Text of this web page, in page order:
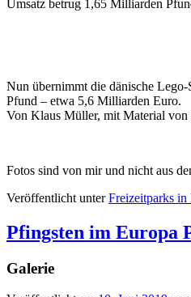
Umsatz betrug 1,65 Milliarden
Nun übernimmt die dänische
Pfund – etwa 5,6 Milliarden Euro.
Von Klaus Müller, mit Material von
Fotos sind von mir und nicht aus
Veröffentlicht unter Freizeitparks in
Pfingsten im Europa
Galerie